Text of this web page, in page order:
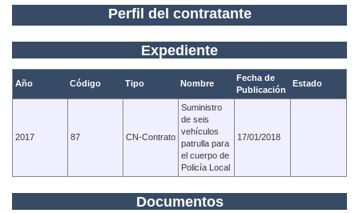
Perfil del contratante
Expediente
Año Código Tipo Nombre
Fecha de
Publicación
Estado
2017 87 CN-Contrato
Suministro
de seis
vehículos
patrulla para
el cuerpo de
Policía Local
17/01/2018
Documentos